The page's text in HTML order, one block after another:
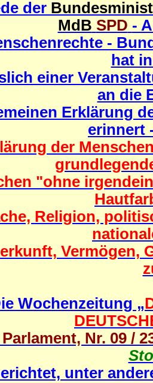
der
MdB SPD -
-
hat
einer
an die
Erklärung
erinnert
der
"ohne
Religion,
Vermögen,
Wochenzeitung „
Nr. 09 /
unter